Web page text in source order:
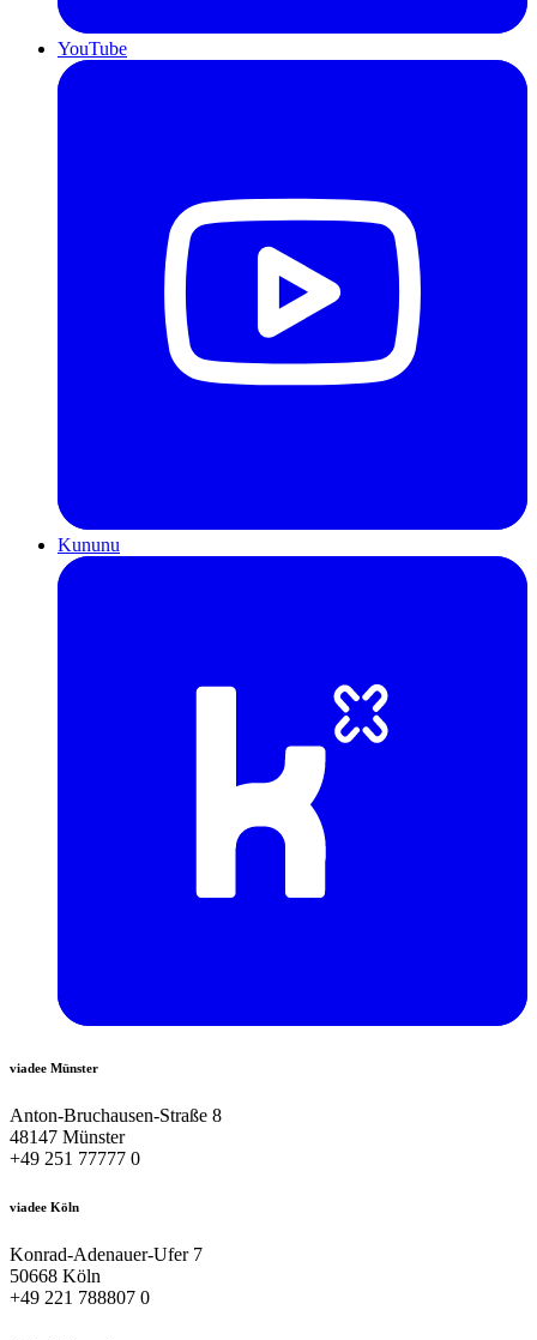
YouTube
Kununu
viadee Münster
Anton-Bruchausen-Straße 8
48147 Münster
+49 251 77777 0
viadee Köln
Konrad-Adenauer-Ufer 7
50668 Köln
+49 221 788807 0